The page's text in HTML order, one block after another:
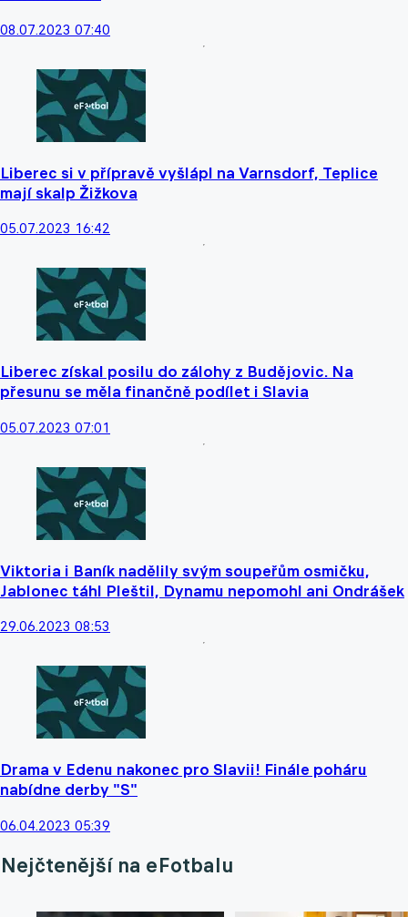
08.07.2023 07:40
Liberec si v přípravě vyšlápl na Varnsdorf, Teplice
mají skalp Žižkova
05.07.2023 16:42
Liberec získal posilu do zálohy z Budějovic. Na
přesunu se měla finančně podílet i Slavia
05.07.2023 07:01
Viktoria i Baník nadělily svým soupeřům osmičku,
Jablonec táhl Pleštil, Dynamu nepomohl ani Ondrášek
29.06.2023 08:53
Drama v Edenu nakonec pro Slavii! Finále poháru
nabídne derby "S"
06.04.2023 05:39
Nejčtenější na eFotbalu